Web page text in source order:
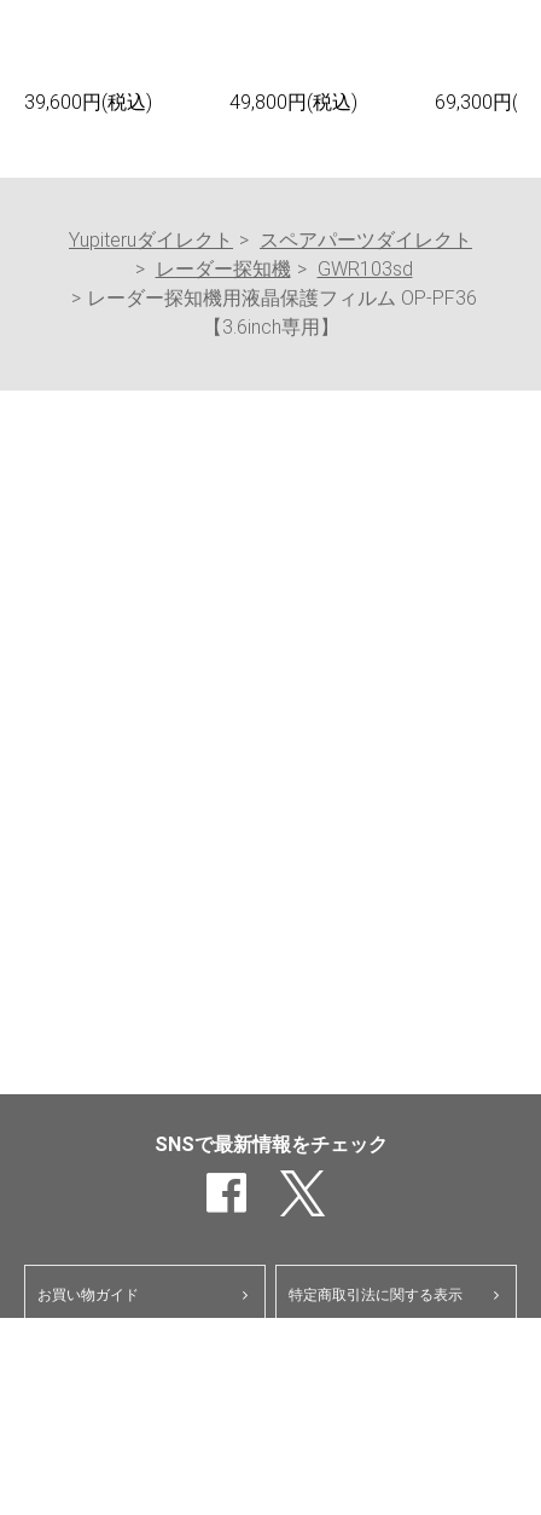
39,600円(税込) 49,800円(税込) 69,300円(
Yupiteruダイレクト
スペアパーツダイレクト
レーダー探知機
GWR103sd
レーダー探知機用液晶保護フィルム OP-PF36
【3.6inch専用】
SNSで最新情報をチェック
お買い物ガイド 特定商取引法に関する表示